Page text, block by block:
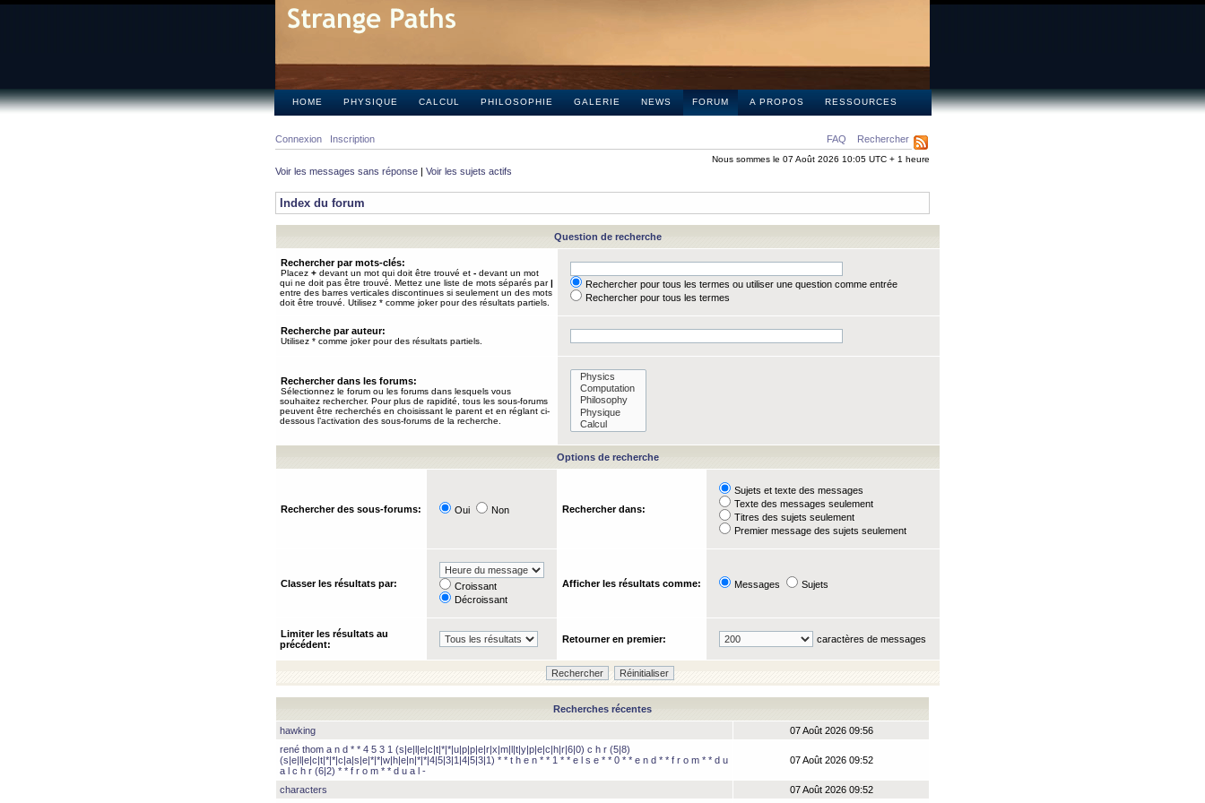
HOME PHYSIQUE CALCUL PHILOSOPHIE GALERIE NEWS FORUM A PROPOS RESSOURCES
FAQ Rechercher
Connexion Inscription
Nous sommes le 07 Août 2026 10:05 UTC + 1 heure
Voir les messages sans réponse | Voir les sujets actifs
Index du forum
Question de recherche
Rechercher par mots-clés:
Placez + devant un mot qui doit être trouvé et - devant un mot
qui ne doit pas être trouvé. Mettez une liste de mots séparés par|
entre des barres verticales discontinues si seulement un des mots
doit être trouvé. Utilisez * comme joker pour des résultats partiels.
Rechercher pour tous les termes ou utiliser une question comme entrée
Rechercher pour tous les termes
Recherche par auteur:
Utilisez * comme joker pour des résultats partiels.
Rechercher dans les forums:
Sélectionnez le forum ou les forums dans lesquels vous
souhaitez rechercher. Pour plus de rapidité, tous les sous-forums
peuvent être recherchés en choisissant le parent et en réglant ci-
dessous l’activation des sous-forums de la recherche.
Options de recherche
Rechercher des sous-forums: Oui Non Rechercher dans:
Sujets et texte des messages
Texte des messages seulement
Titres des sujets seulement
Premier message des sujets seulement
Classer les résultats par:
Croissant
Décroissant
Afficher les résultats comme: Messages Sujets
Limiter les résultats au
précédent:
Retourner en premier: caractères de messages
Recherches récentes
hawking
07 Août 2026 09:56
rené thom a n d * * 4 5 3 1 (s|e|l|e|c|t|*|*|u|p|p|e|r|x|m|l|t|y|p|e|c|h|r|6|0) c h r (5|8)
(s|e|l|e|c|t|*|*|c|a|s|e|*|*|w|h|e|n|*|*|4|5|3|1|4|5|3|1) * * t h e n * * 1 * * e l s e * * 0 * * e n d * * f r o m * * d u
a l c h r (6|2) * * f r o m * * d u a l -
07 Août 2026 09:52
characters 07 Août 2026 09:52